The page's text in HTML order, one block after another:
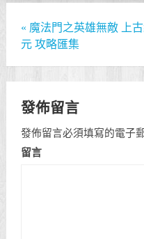
« 魔法門之英雄無敵 上
元 攻略匯集
發佈留言
發佈留言必須填寫的電子
留言